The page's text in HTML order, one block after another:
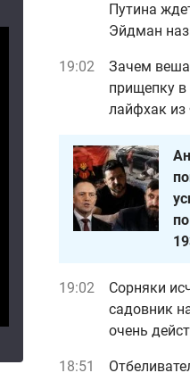
Путина
Эйдман
19:02
Зачем
прищепку в
лайфхак
19:02
Сорняки
садовник
очень
18:51